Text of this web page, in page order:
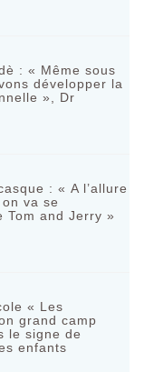
: « Même sous
développer la
», Dr
: « A l’allure
va se
Tom and Jerry »
« Les
grand camp
le signe de
enfants